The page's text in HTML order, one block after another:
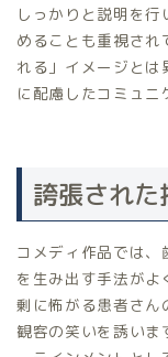
しっかりと説明を
めることも重視され
れる」イメージとは
に配慮したコミュニ
誇張され
コメディ作品では
を生み出す手法が
剰に怖がる患者さん
観客の笑いを誘いま